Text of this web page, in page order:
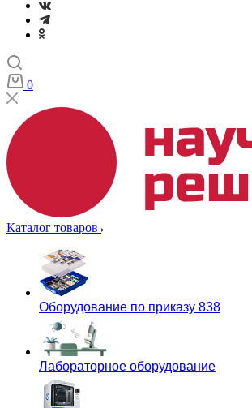
0
Каталог товаров
Оборудование по приказу 838
Лабораторное оборудование